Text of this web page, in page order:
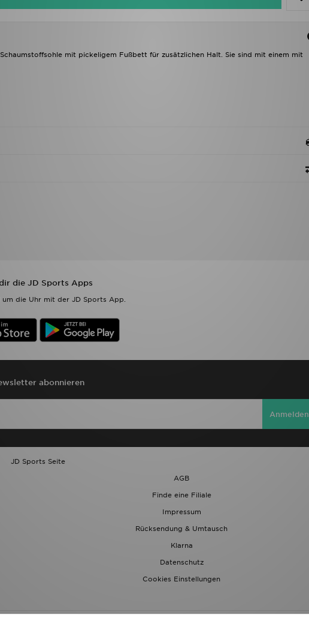
mit pickeligem Fußbett für zusätzlichen Halt. Sie sind mit einem mit
die JD Sports Apps
um die Uhr mit der JD Sports App.
abonnieren
Anmelden
JD Sports Seite
AGB
Finde eine Filiale
Impressum
Rücksendung & Umtausch
Klarna
Datenschutz
Cookies Einstellungen